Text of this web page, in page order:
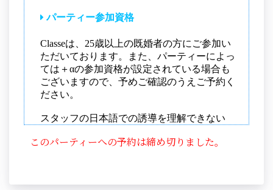
このパーティーへの予約は締め切りました。